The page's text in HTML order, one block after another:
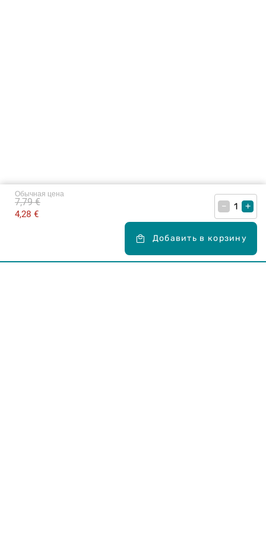
Обычная цена
4,28 €
7,79 € – +
Добавить в корзину